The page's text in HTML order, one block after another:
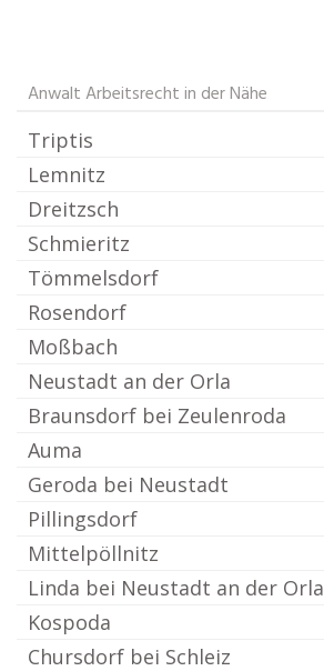
Anwalt Arbeitsrecht in der Nähe
Triptis
Lemnitz
Dreitzsch
Schmieritz
Tömmelsdorf
Rosendorf
Moßbach
Neustadt an der Orla
Braunsdorf bei Zeulenroda
Auma
Geroda bei Neustadt
Pillingsdorf
Mittelpöllnitz
Linda bei Neustadt an der Orla
Kospoda
Chursdorf bei Schleiz